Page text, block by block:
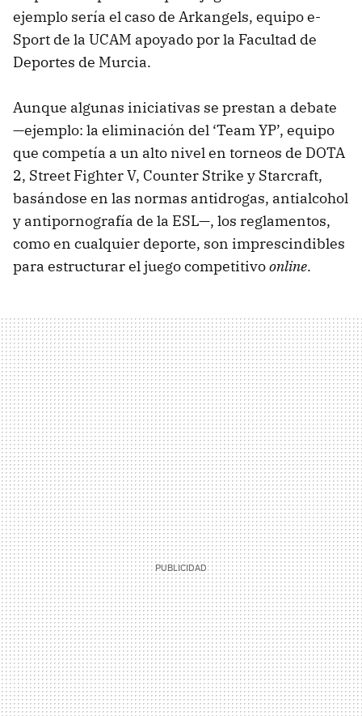
ejemplo sería el caso de Arkangels, equipo e-
Sport de la UCAM apoyado por la Facultad de
Deportes de Murcia.
Aunque algunas iniciativas se prestan a debate
—ejemplo: la eliminación del ‘Team YP’, equipo
que competía a un alto nivel en torneos de DOTA
2, Street Fighter V, Counter Strike y Starcraft,
basándose en las normas antidrogas, antialcohol
y antipornografía de la ESL—, los reglamentos,
como en cualquier deporte, son imprescindibles
para estructurar el juego competitivoonline.